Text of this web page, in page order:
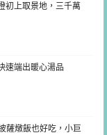
初上取景地，三千萬
速端出暖心湯品
薩燉飯也好吃，小巨